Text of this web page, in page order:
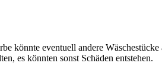
könnte eventuell andere
es könnten sonst Schäden entstehen.